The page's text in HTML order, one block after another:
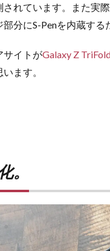
れています。また実
分にS-Penを内蔵す
サイトがGalaxy Z
ます。
。